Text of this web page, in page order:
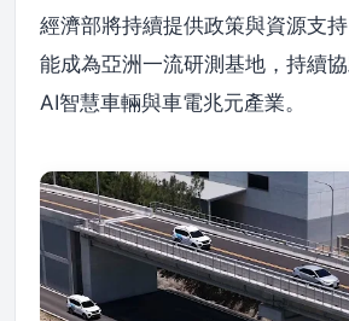
經濟部將持續提供政策與資源支
能成為亞洲一流研測基地，持續
AI智慧車輛與車電兆元產業。